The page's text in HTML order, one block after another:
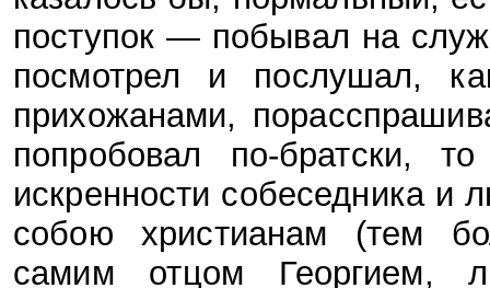
поступок — побывал на
посмотрел и послушал,
прихожанами,
попробовал по-братски,
искренности собеседника и
собою христианам (тем
самим отцом Георгием,